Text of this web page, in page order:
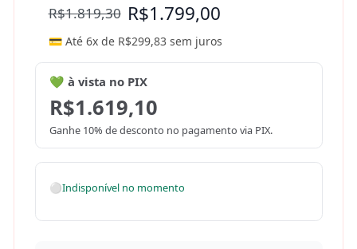
R$1.819,30 R$1.799,00
💳 Até 6x de R$299,83 sem juros
💚 à vista no PIX
R$1.619,10
Ganhe 10% de desconto no pagamento via PIX.
⚪Indisponível no momento